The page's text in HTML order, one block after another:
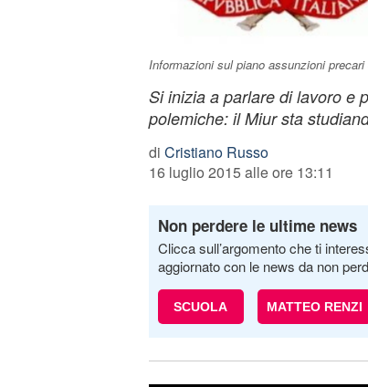
Informazioni sul piano assunzioni precari
Si inizia a parlare di lavoro e
polemiche: il Miur sta
di Cristiano Russo
16 luglio 2015 alle ore 13:11
Non perdere le ultime news
Clicca sull’argomento che ti
aggiornato con le news da non
SCUOLA MATTEO RENZI